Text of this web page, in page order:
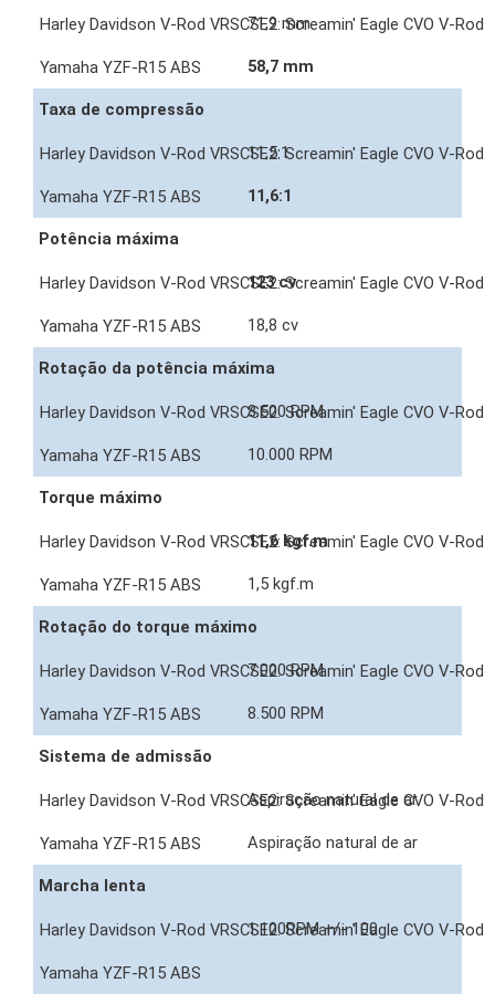
71,9 mm
58,7 mm
Taxa de compressão
11,5:1
11,6:1
Potência máxima
123 cv
18,8 cv
Rotação da potência máxima
8.500 RPM
10.000 RPM
Torque máximo
11,6 kgf.m
1,5 kgf.m
Rotação do torque máximo
7.000 RPM
8.500 RPM
Sistema de admissão
Aspiração natural de ar
Aspiração natural de ar
Marcha lenta
1.100RPM +/- 100